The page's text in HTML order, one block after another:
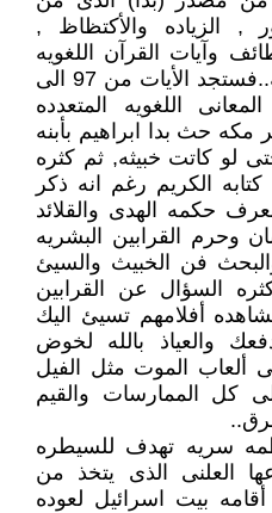
, الزياده والأكتظاظ ,
وآيات القرآن اللغويه
الأنسجام والهرمونى بين أياته..فستجد الأيات من 97 الى
اللغويه المتعدده
حث بدا ابراهيم بأبنه
لو كاتت خبيثه, ثم كثره
الكريم رغم انه ذكر
حكمه الهدى والقلائد
وحرم القرابين البشريه
فن الخبيث والسيئ
السؤال عن القرابين
أفلامهم تسيئ اليك
والعياذ بالله لخوض
ألعاب الموت مثل الفيل
كل الممارسات والقيم
سريه تهدف للسيطره
العلنى الذى يتخذ من
بيت اسرائيل لعوده